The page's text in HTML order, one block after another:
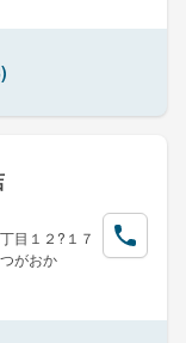
目１２?１７
がおか